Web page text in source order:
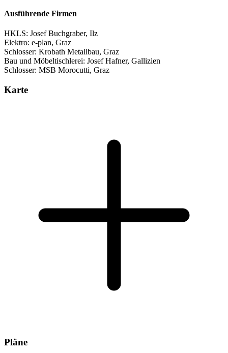
Ausführende Firmen
HKLS: Josef Buchgraber, Ilz
Elektro: e-plan, Graz
Schlosser: Krobath Metallbau, Graz
Bau und Möbeltischlerei: Josef Hafner, Gallizien
Schlosser: MSB Morocutti, Graz
Karte
Pläne